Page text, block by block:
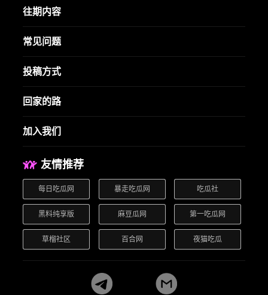
往期内容
常见问题
投稿方式
回家的路
加入我们
友情推荐
每日吃瓜网 暴走吃瓜网 吃瓜社
黑料纯享版 麻豆瓜网 第一吃瓜网
草榴社区 百合网 夜猫吃瓜